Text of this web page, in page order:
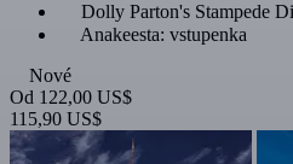
Dolly Parton's Stampede
Anakeesta: vstupenka
Nové
Od 122,00 US$
115,90 US$